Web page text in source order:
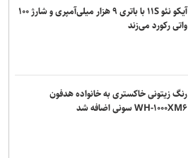
آیکو نئو ۱۱S با باتری ۹ هزار میلی‌آمپری و شارژ ۱۰۰
واتی رکورد می‌زند
رنگ زیتونی خاکستری به خانواده هدفون
WH-۱۰۰۰XM۶ سونی اضافه شد